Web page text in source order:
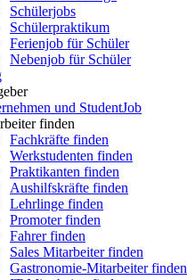
Schülerjobs
Schülerpraktikum
Ferienjob für Schüler
Nebenjob für Schüler
und StudentJob
finden
Fachkräfte finden
Werkstudenten finden
Praktikanten finden
Aushilfskräfte finden
Lehrlinge finden
Promoter finden
Fahrer finden
Sales Mitarbeiter finden
Gastronomie-Mitarbeiter finden